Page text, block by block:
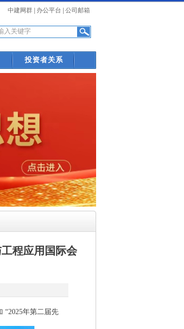
中建网群 办公平台 公司邮箱
投资者关系
程应用国际会
年第二届先